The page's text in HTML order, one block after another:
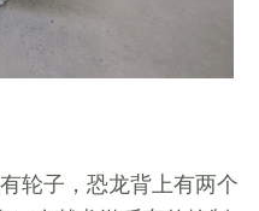
轮子，恐龙背上有两个